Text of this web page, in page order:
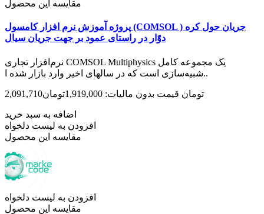
مقایسه این محصول
پروژه آموزش نرم افزار کامسول (COMSOL ) جریان حول کره
دوّار در راستای عمود بر جهت جریان سیال
نرم‌افزار تجاری COMSOL Multiphysics یک مجموعه کامل
شبیه‌سازی است که در سال­های اخیر وارد بازار شده ا..
2,091,710تومان قیمت بدون مالیات: 1,919,000تومان
اضافه به سبد خرید
افزودن به لیست دلخواه
مقایسه این محصول
افزودن به لیست دلخواه
مقایسه این محصول